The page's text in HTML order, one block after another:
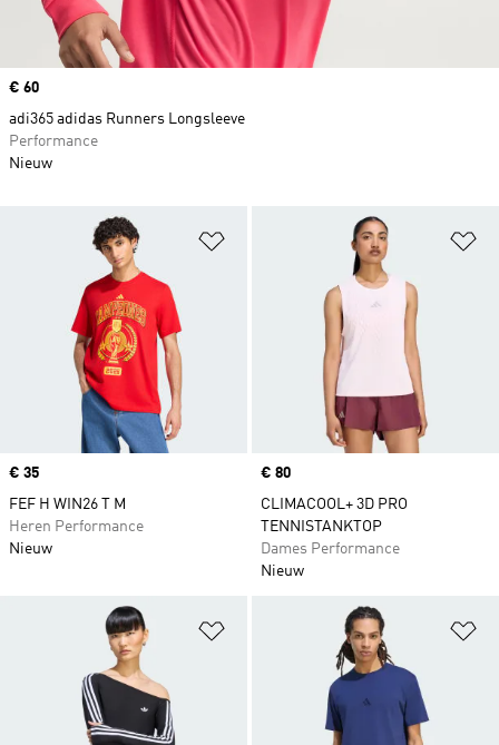
Op verlanglijst zetten
Price
€ 35
FEF H WIN26 T M
Heren Performance
Nieuw
Price
€ 80
CLIMACOOL+ 3D PRO
TENNISTANKTOP
Dames Performance
Nieuw
Op verlanglijst zetten
Price
€ 60
adi365 adidas Runners Longsleeve
Performance
Nieuw